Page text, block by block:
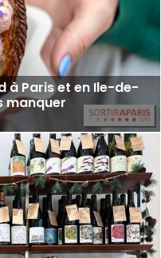
à Paris et en Ile-de-
manquer